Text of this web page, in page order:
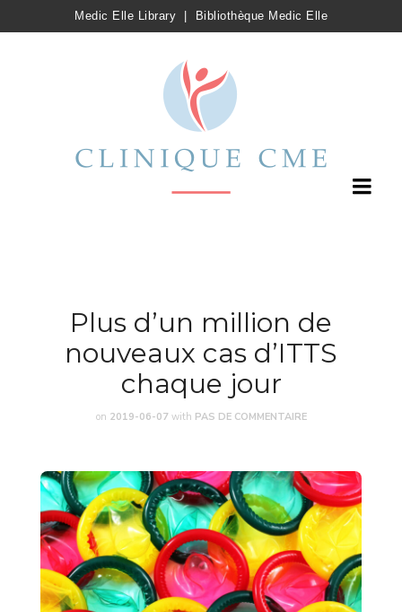
Medic Elle Library Bibliothèque Medic Elle
Plus d’un million de
nouveaux cas d’ITTS
chaque jour
on 2019-06-07 with PAS DE COMMENTAIRE